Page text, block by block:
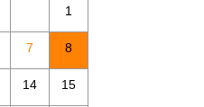
1
7 8
14 15